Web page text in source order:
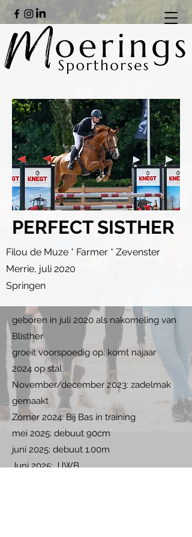
PERFECT SISTHER
Filou de Muze * Farmer * Zevenster
Merrie, juli 2020
Springen
geboren in juli 2020 als nakomeling van
Blisther
groeit voorspoedig op, komt najaar
2024 op stal
November/december 2023: zadelmak
gemaakt
​Zomer 2024: Bij Bas in training
mei 2025: debuut 90cm
juni 2025: debuut 1.00m
Juni 2025: JJWB